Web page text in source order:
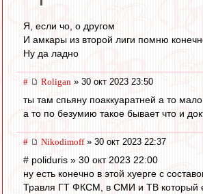
Я, если чо, о другом
И амкары из второй лиги помню
Ну да ладно
# Roligan » 30 окт 2023 23:50
ты там спьяну поаккуаратней а то мало
а то по безумию такое бывает что и
# Nikodimoff» 30 окт 2023 22:37
# poliduris » 30 окт 2023 22:00
ну есть конечно в этой хуерге с
Травля ГТ ФКСМ, в СМИ и ТВ который